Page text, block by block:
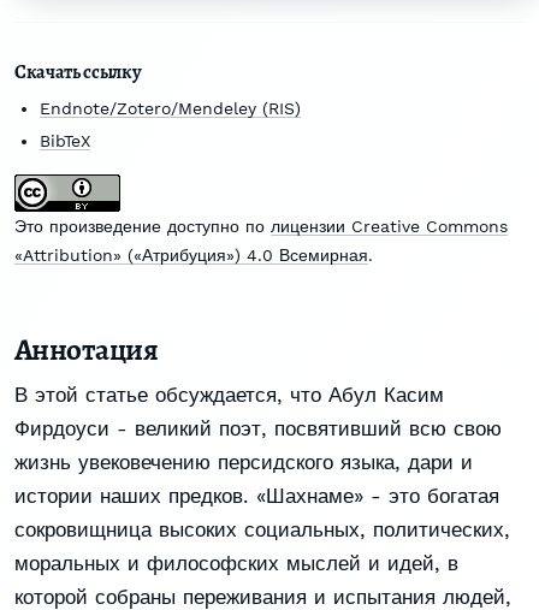
Скачать ссылку
Endnote/Zotero/Mendeley (RIS)
BibTeX
Это произведение доступно по лицензии Creative Commons
«Attribution» («Атрибуция») 4.0 Всемирная.
Аннотация
В этой статье обсуждается, что Абул Касим
Фирдоуси - великий поэт, посвятивший всю свою
жизнь увековечению персидского языка, дари и
истории наших предков. «Шахнаме» - это богатая
сокровищница высоких социальных, политических,
моральных и философских мыслей и идей, в
которой собраны переживания и испытания людей,